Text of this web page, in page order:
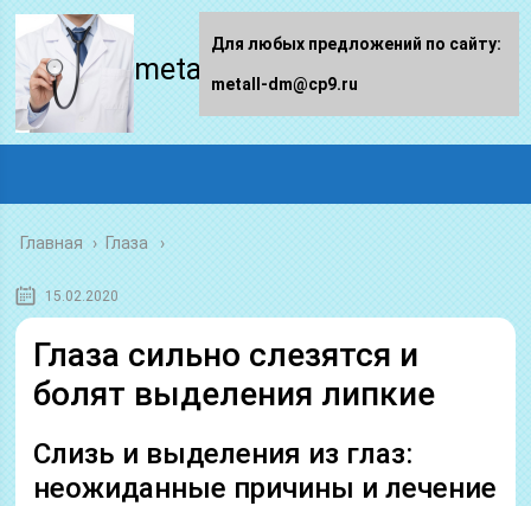
metall-dm.ru
Главная › Глаза
15.02.2020
Глаза сильно слезятся и
болят выделения липкие
Слизь и выделения из глаз:
неожиданные причины и лечение
Для любых предложений по сайту:
metall-dm@cp9.ru